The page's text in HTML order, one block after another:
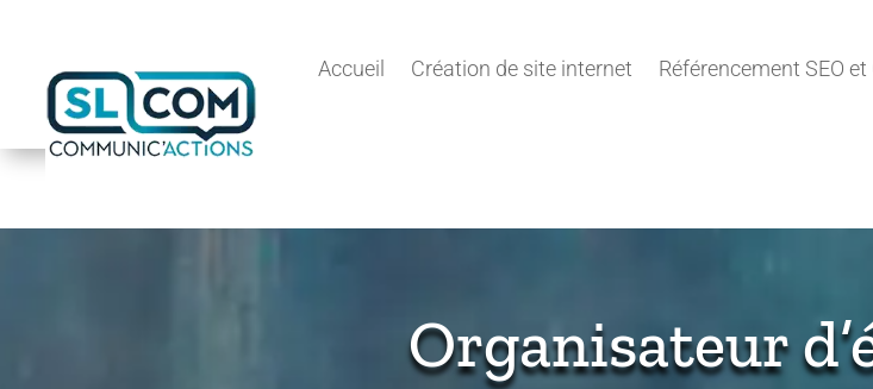
Accueil Création de site internet Référencement SEO et
Organisateur